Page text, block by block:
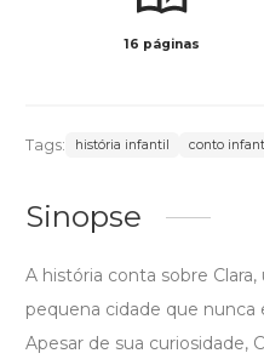
16 páginas
Tags: história infantil conto
Sinopse
A história conta sobre
pequena cidade que
Apesar de sua curiosidade,